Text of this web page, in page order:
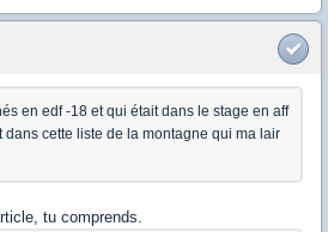
en edf -18 et qui était dans le stage en aff
dans cette liste de la montagne qui ma lair
tu comprends.